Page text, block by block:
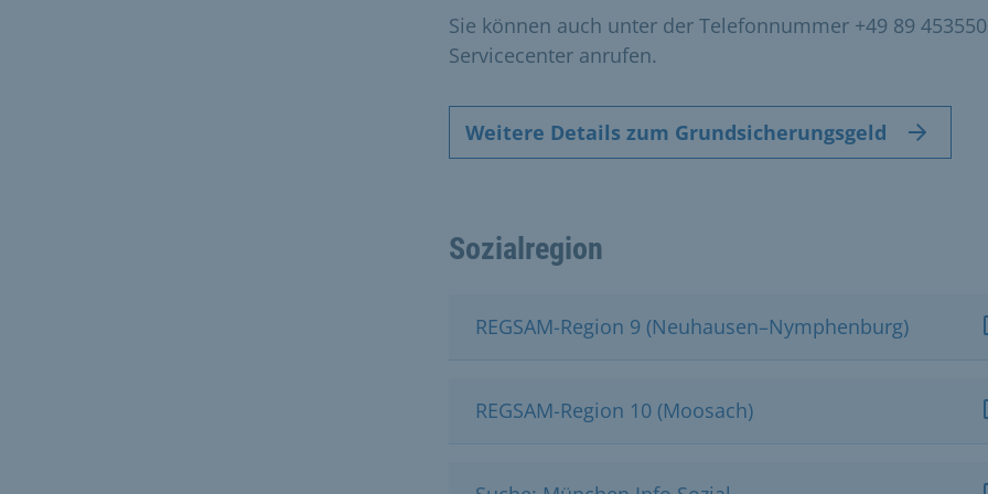
Sie können auch unter der Telefonnummer +49 89
Servicecenter anrufen.
Weitere Details zum Grundsicherungsgeld
Sozialregion
REGSAM-Region 9 (Neuhausen–Nymphenburg)
REGSAM-Region 10 (Moosach)